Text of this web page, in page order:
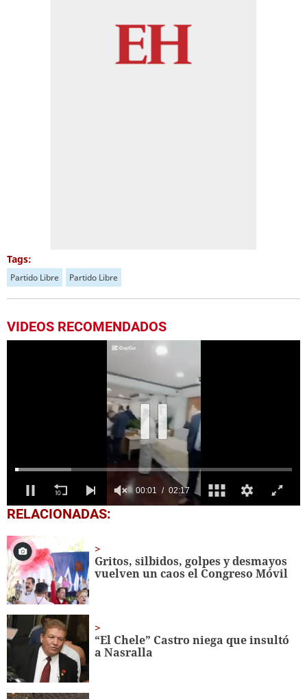
Tags:
Partido Libre Partido Libre
VIDEOS RECOMENDADOS
0
seconds
2
minutes,
17
seconds
RELACIONADAS:
Gritos, silbidos, golpes y desmayos
vuelven un caos el Congreso Móvil
“El Chele” Castro niega que insultó
a Nasralla